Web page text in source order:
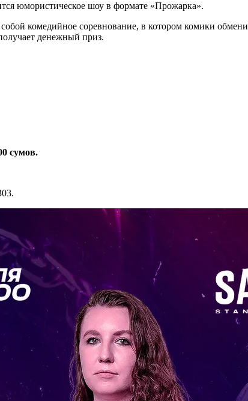
юмористическое шоу в формате «Прожарка».
собой комедийное соревнование, в котором комики
денежный приз.
сумов.